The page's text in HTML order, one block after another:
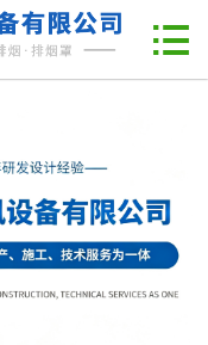
网站首页
产品中心
工程案例
